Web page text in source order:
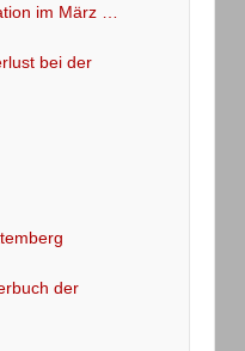
im März …
bei der
der